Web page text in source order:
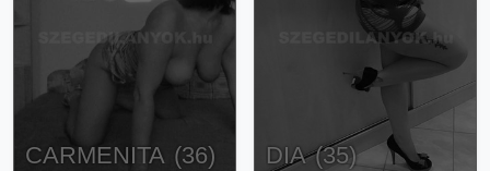
CARMENITA (36) DIA (35)